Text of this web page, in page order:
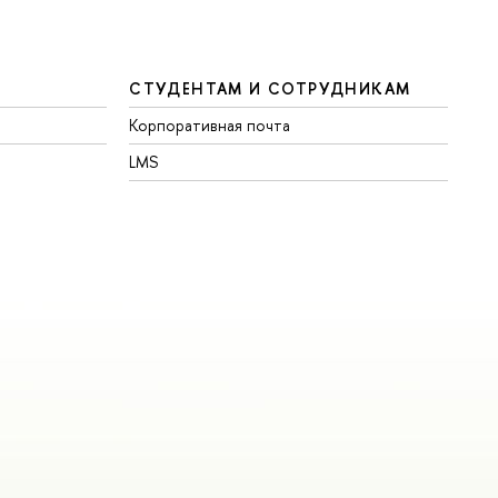
СТУДЕНТАМ И СОТРУДНИКАМ
Корпоративная почта
LMS